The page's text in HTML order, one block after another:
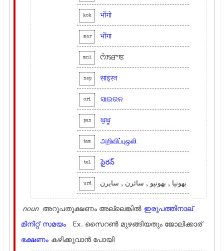
kok भोंगो
mar भोंगा
mni ꯁꯥꯏꯔꯦꯟ
nep साइरन
ori ସାଇରନ
pan ਘੁਘੂ
tam அறிவிப்புஒலி
tel సైరన్
urd بھونپا , بھونپو , سائرن , سایرن
noun അറുപതുക്ഷണം അല്ലെങ്കില്‍ ഇരുപത്തിനാല്
മിനിറ്റ് സമയം Ex. സൈറണ്‍ മുഴങ്ങിയതും ജോലിക്കാര്
ഭക്ഷണം കഴിക്കുവാന്‍ പോയി